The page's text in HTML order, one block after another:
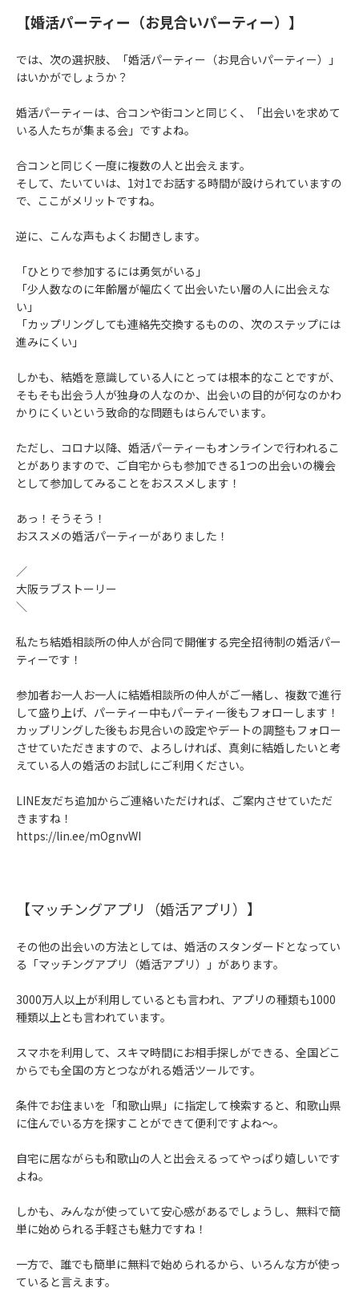
【婚活パーティー（お見合いパーティー）】
では、次の選択肢、「婚活パーティー（お見合いパーティー）」
はいかがでしょうか？
婚活パーティーは、合コンや街コンと同じく、「出会いを求めて
いる人たちが集まる会」ですよね。
合コンと同じく一度に複数の人と出会えます。
そして、たいていは、1対1でお話する時間が設けられていますの
で、ここがメリットですね。
逆に、こんな声もよくお聞きします。
「ひとりで参加するには勇気がいる」
「少人数なのに年齢層が幅広くて出会いたい層の人に出会えな
い」
「カップリングしても連絡先交換するものの、次のステップには
進みにくい」
しかも、結婚を意識している人にとっては根本的なことですが、
そもそも出会う人が独身の人なのか、出会いの目的が何なのかわ
かりにくいという致命的な問題もはらんでいます。
ただし、コロナ以降、婚活パーティーもオンラインで行われるこ
とがありますので、ご自宅からも参加できる1つの出会いの機会
として参加してみることをおススメします！
あっ！そうそう！
おススメの婚活パーティーがありました！
／
大阪ラブストーリー
＼
私たち結婚相談所の仲人が合同で開催する完全招待制の婚活パー
ティーです！
参加者お一人お一人に結婚相談所の仲人がご一緒し、複数で進行
して盛り上げ、パーティー中もパーティー後もフォローします！
カップリングした後もお見合いの設定やデートの調整もフォロー
させていただきますので、よろしければ、真剣に結婚したいと考
えている人の婚活のお試しにご利用ください。
LINE友だち追加からご連絡いただければ、ご案内させていただ
きますね！
https://lin.ee/mOgnvWI
【マッチングアプリ（婚活アプリ）】
その他の出会いの方法としては、婚活のスタンダードとなってい
る「マッチングアプリ（婚活アプリ）」があります。
3000万人以上が利用しているとも言われ、アプリの種類も1000
種類以上とも言われています。
スマホを利用して、スキマ時間にお相手探しができる、全国どこ
からでも全国の方とつながれる婚活ツールです。
条件でお住まいを「和歌山県」に指定して検索すると、和歌山県
に住んでいる方を探すことができて便利ですよね～。
自宅に居ながらも和歌山の人と出会えるってやっぱり嬉しいです
よね。
しかも、みんなが使っていて安心感があるでしょうし、無料で簡
単に始められる手軽さも魅力ですね！
一方で、誰でも簡単に無料で始められるから、いろんな方が使っ
ていると言えます。